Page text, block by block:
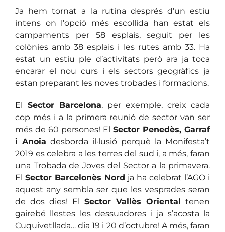
Ja hem tornat a la rutina després d’un estiu
intens on l’opció més escollida han estat els
campaments per 58 esplais, seguit per les
colònies amb 38 esplais i les rutes amb 33. Ha
estat un estiu ple d’activitats però ara ja toca
encarar el nou curs i els sectors geogràfics ja
estan preparant les noves trobades i formacions.
El Sector Barcelona, per exemple, creix cada
cop més i a la primera reunió de sector van ser
més de 60 persones! El Sector Penedès, Garraf
i Anoia desborda il·lusió perquè la Monifesta’t
2019 es celebra a les terres del sud i, a més, faran
una Trobada de Joves del Sector a la primavera.
El Sector Barcelonès Nord ja ha celebrat l’AGO i
aquest any sembla ser que les vesprades seran
de dos dies! El Sector Vallès Oriental tenen
gairebé llestes les dessuadores i ja s’acosta la
Cuquivetllada… dia 19 i 20 d’octubre! A més, faran